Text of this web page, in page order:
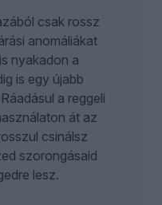
csak rossz
anomáliákat
nyakadon a
is egy újabb
a reggeli
át az
csinálsz
szorongásaid
lesz.